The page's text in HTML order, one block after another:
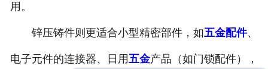
用。
锌压铸件则更适合小型精密部件，如五金配件、
电子元件的连接器、日用五金产品（如门锁配件），